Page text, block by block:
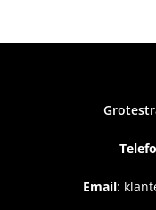
Email: